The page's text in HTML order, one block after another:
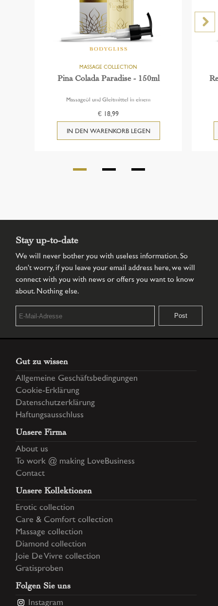
Pina Colada Paradise - 150ml
Massageöl und Gleitmittel in einem
€ 18,99
Stay up-to-date
We will never bother you with useless information. So
don't worry, if you leave your email address here, we will
connect with you with news or offers you want to know
about. Nothing else.
Gut zu wissen
Allgemeine Geschäftsbedingungen
Cookie-Erklärung
Datenschutzerklärung
Haftungsausschluss
Unsere Firma
About us
To work @ making LoveBusiness
Contact
Unsere Kollektionen
Erotic collection
Care & Comfort collection
Massage collection
Diamond collection
Joie De Vivre collection
Gratisproben
Folgen Sie uns
Instagram